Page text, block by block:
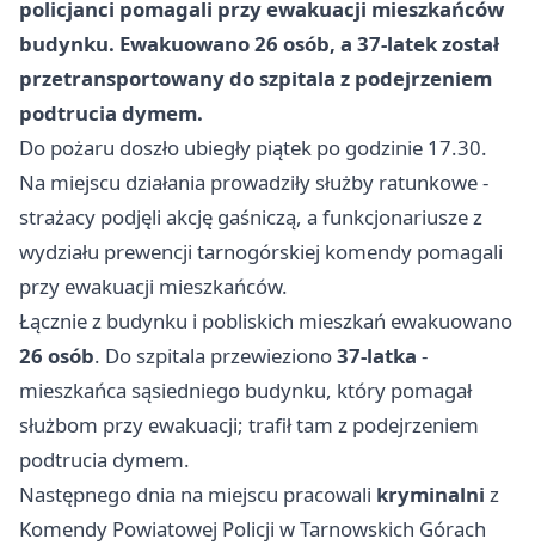
policjanci pomagali przy ewakuacji mieszkańców
budynku. Ewakuowano 26 osób, a 37-latek został
przetransportowany do szpitala z podejrzeniem
podtrucia dymem.
Do pożaru doszło ubiegły piątek po godzinie 17.30.
Na miejscu działania prowadziły służby ratunkowe -
strażacy podjęli akcję gaśniczą, a funkcjonariusze z
wydziału prewencji tarnogórskiej komendy pomagali
przy ewakuacji mieszkańców.
Łącznie z budynku i pobliskich mieszkań ewakuowano
26 osób. Do szpitala przewieziono37-latka -
mieszkańca sąsiedniego budynku, który pomagał
służbom przy ewakuacji; trafił tam z podejrzeniem
podtrucia dymem.
Następnego dnia na miejscu pracowali kryminalni z
Komendy Powiatowej Policji w Tarnowskich Górach